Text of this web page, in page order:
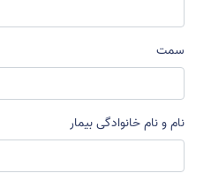
سمت
نام و نام خانوادگی بیمار